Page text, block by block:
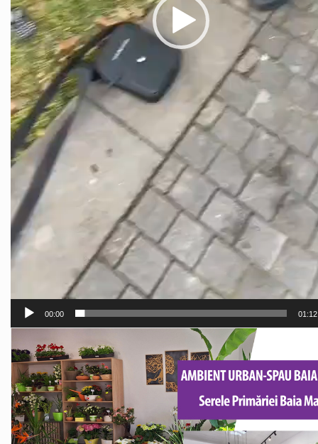
00:00 01:12